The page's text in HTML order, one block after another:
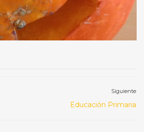
Siguiente
Educación Primaria